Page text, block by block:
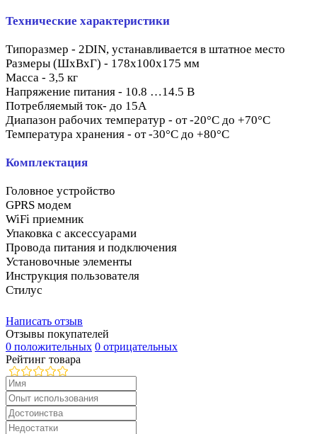
Технические характеристики
Типоразмер - 2DIN, устанавливается в штатное место
Размеры (ШхВхГ) - 178x100x175 мм
Масса - 3,5 кг
Напряжение питания - 10.8 …14.5 В
Потребляемый ток- до 15A
Диапазон рабочих температур - от -20°C до +70°C
Температура хранения - от -30°C до +80°C
Комплектация
Головное устройство
GPRS модем
WiFi приемник
Упаковка с аксессуарами
Провода питания и подключения
Установочные элементы
Инструкция пользователя
Стилус
Написать отзыв
Отзывы покупателей
0 положительных 0 отрицательных
Рейтинг товара